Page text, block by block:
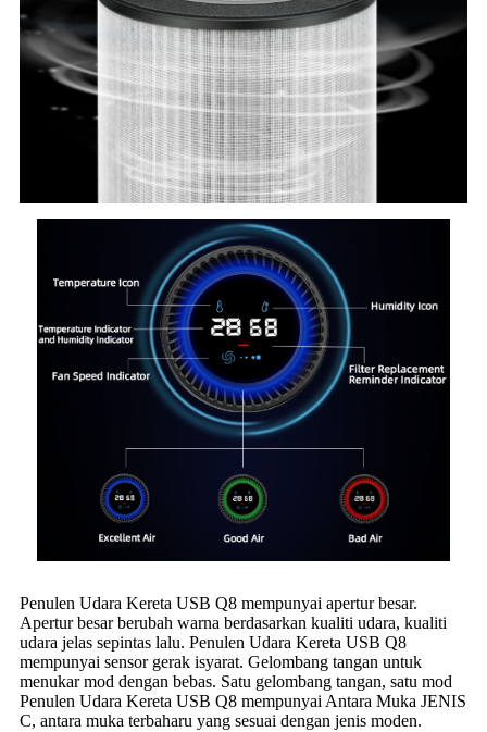
Penulen Udara Kereta USB Q8 mempunyai apertur besar.
Apertur besar berubah warna berdasarkan kualiti udara, kualiti
udara jelas sepintas lalu. Penulen Udara Kereta USB Q8
mempunyai sensor gerak isyarat. Gelombang tangan untuk
menukar mod dengan bebas. Satu gelombang tangan, satu mod
Penulen Udara Kereta USB Q8 mempunyai Antara Muka JENIS
C, antara muka terbaharu yang sesuai dengan jenis moden.